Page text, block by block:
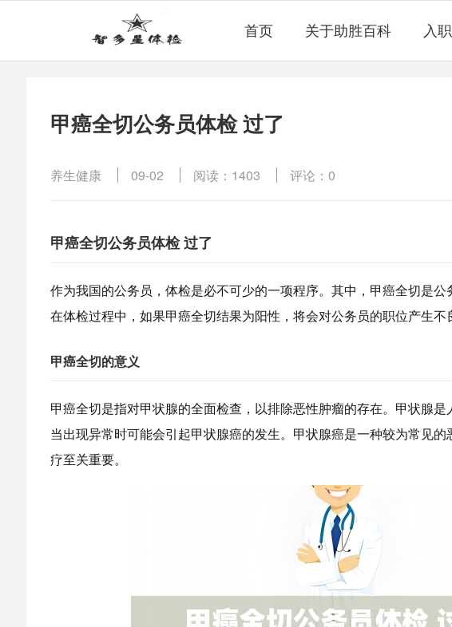
首页 关于助胜百科 入
甲癌全切公务员体检 过了
养生健康 09-02 阅读：1403 评论：0
甲癌全切公务员体检 过了
作为我国的公务员，体检是必不可少的一项程序。其中，甲癌全切是公
在体检过程中，如果甲癌全切结果为阳性，将会对公务员的职位产生不
甲癌全切的意义
甲癌全切是指对甲状腺的全面检查，以排除恶性肿瘤的存在。甲状腺是
当出现异常时可能会引起甲状腺癌的发生。甲状腺癌是一种较为常见
疗至关重要。